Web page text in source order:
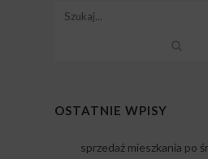
OSTATNIE WPISY
sprzedaż mieszkania po